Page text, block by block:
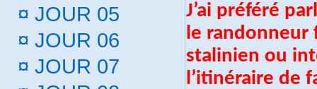
¤ JOUR 05
¤ JOUR 06
¤ JOUR 07
J’ai préféré
le randonneur
stalinien ou
l’itinéraire de